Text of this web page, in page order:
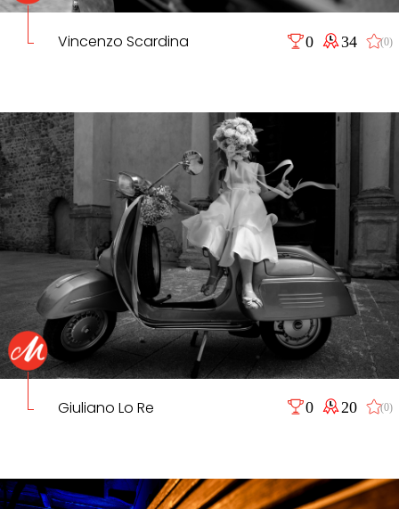
Vincenzo Scardina 0 34 (0)
Giuliano Lo Re 0 20 (0)